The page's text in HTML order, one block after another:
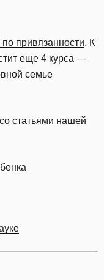
по привязанности. К
еще 4 курса —
семье
статьями нашей